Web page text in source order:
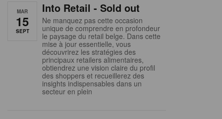
MAR
15
SEPT
Into Retail - Sold out
Ne manquez pas cette occasion
unique de comprendre en profondeur
le paysage du retail belge. Dans cette
mise à jour essentielle, vous
découvrirez les stratégies des
principaux retailers alimentaires,
obtiendrez une vision claire du profil
des shoppers et recueillerez des
insights indispensables dans un
secteur en plein